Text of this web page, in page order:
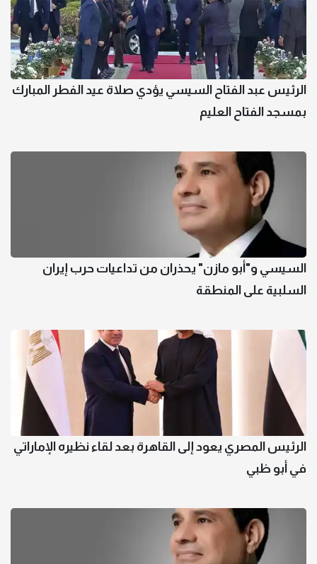
الرئيس عبد الفتاح السيسي يؤدي صلاة عيد الفطر المبارك
بمسجد الفتاح العليم
السيسي و"أبو مازن" يحذران من تداعيات حرب إيران
السلبية على المنطقة
الرئيس المصري يعود إلى القاهرة بعد لقاء نظيره الإماراتي
في أبو ظبي